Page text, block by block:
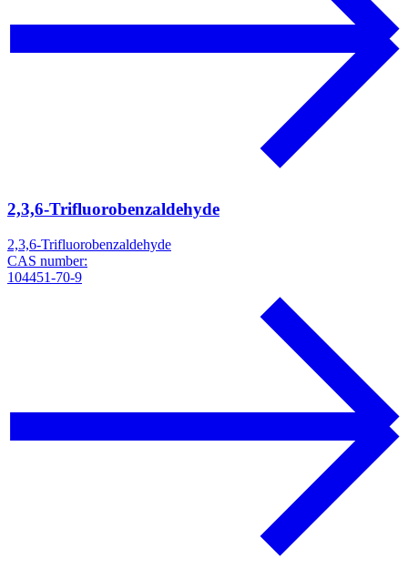
2,3,6-Trifluorobenzaldehyde
2,3,6-Trifluorobenzaldehyde
CAS number:
104451-70-9